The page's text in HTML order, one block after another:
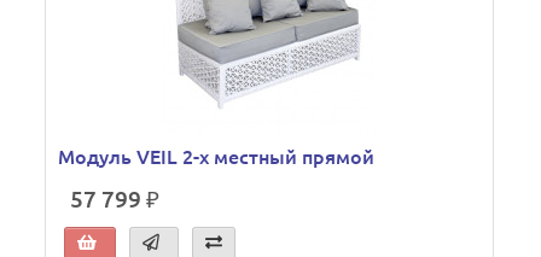
Модуль VEIL 2-х местный прямой
57 799 ₽